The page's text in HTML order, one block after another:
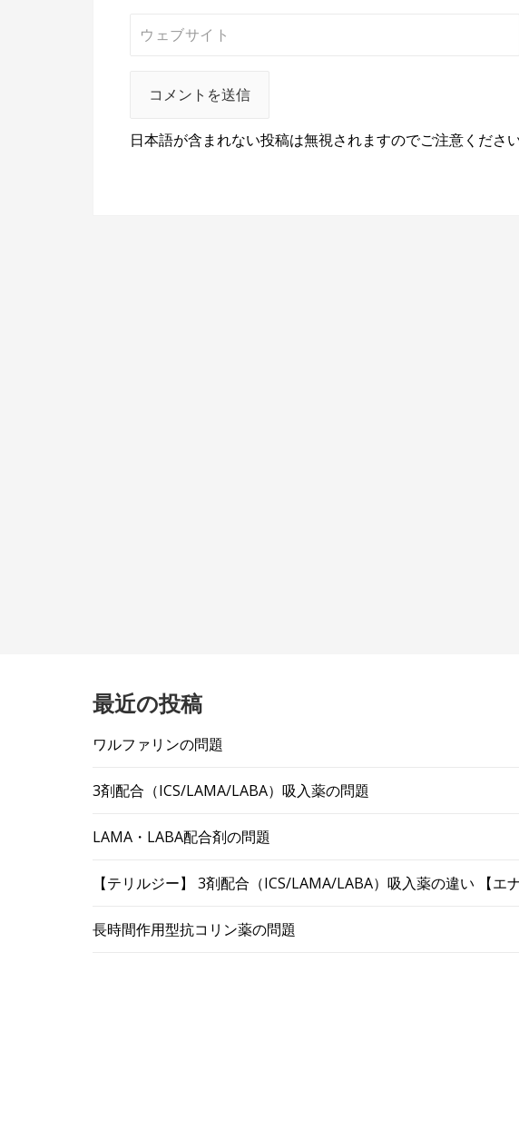
日本語が含まれない投稿は無視されますのでご注意くださ
最近の投稿
ワルファリンの問題
3剤配合（ICS/LAMA/LABA）吸入薬の問題
LAMA・LABA配合剤の問題
【テリルジー】 3剤配合（ICS/LAMA/LABA）吸入薬の違い 【エナ
長時間作用型抗コリン薬の問題